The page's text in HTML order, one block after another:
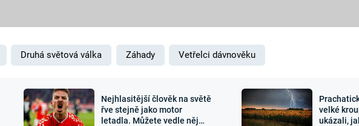
MARS
Záhady a
Zajímavosti
Druhá světová válka Záhady Vetřelci dávnověku
Nejhlasitější člověk na světě
řve stejně jako motor
letadla. Můžete vedle něj
velké
ukázali,